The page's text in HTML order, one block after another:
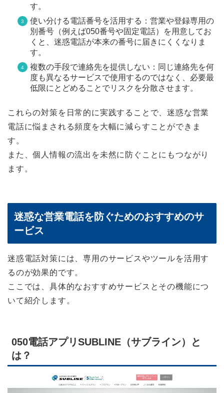
す。
使い分ける電話番号を活用する：営業や登録専用の
別番号（例えば050番号や固定電話）を用意してお
くと、迷惑電話が本来の番号に届きにくくなりま
す。
複数の手段で連絡先を提供しない：同じ連絡先を何
度も異なるサービスで使用するのではなく、必要最
低限にとどめることでリスクを分散させます。
これらの対策を日常的に実践することで、迷惑な営業
電話に悩まされる頻度を大幅に減らすことができま
す。
また、個人情報の流出を未然に防ぐことにもつながり
ます。
迷惑な営業電話を防ぐためのおすすめのサ
ービス
迷惑電話対策には、専用のサービスやツールを活用す
るのが効果的です。
ここでは、具体的なおすすめサービスとその機能につ
いて紹介します。
050電話アプリSUBLINE（サブライン）と
は？